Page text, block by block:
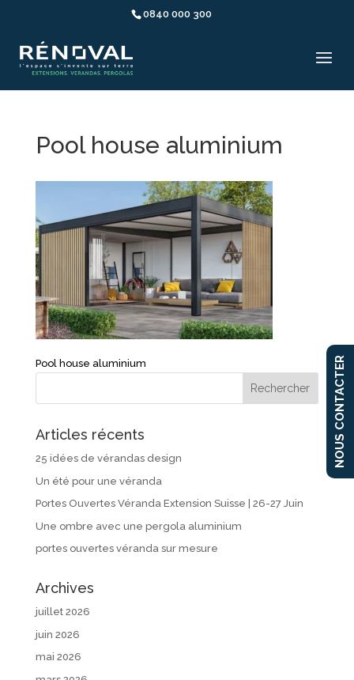
0840 000 300
Pool house aluminium
Pool house aluminium
Articles récents
25 idées de vérandas design
Un été pour une véranda
Portes Ouvertes Véranda Extension Suisse | 26-27 Juin
Une ombre avec une pergola aluminium
portes ouvertes véranda sur mesure
Archives
juillet 2026
juin 2026
mai 2026
NOUS CONTACTER